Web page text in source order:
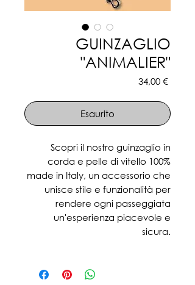
GUINZAGLIO
"ANIMALIER"
34,00 €Prezzo
Esaurito
Scopri il nostro guinzaglio in
corda e pelle di vitello 100%
made in Italy, un accessorio che
unisce stile e funzionalità per
rendere ogni passeggiata
un'esperienza piacevole e
sicura.
qualità, questo guinzaglio offre